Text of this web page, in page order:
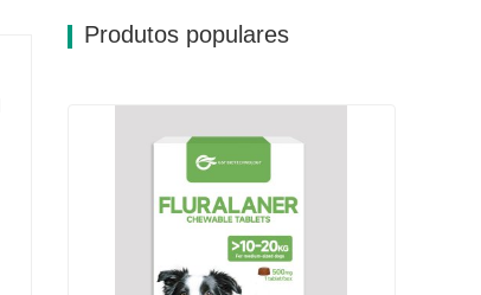
Produtos populares